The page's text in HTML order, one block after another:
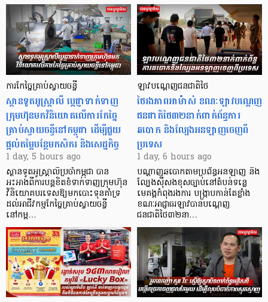
ការកែច្នៃគ្រាប់ស្វាយចន្ទី
ស្ថានទូតអូស្ត្រាលី ប្តេជ្ញាទាក់ទាញ
ក្រុមហ៊ុនមក​វិនិយោគលើការកែច្នៃ
គ្រាប់ស្វាយចន្ទីនៅកម្ពុជា ដើម្បីជួយ
ផ្តល់តម្លៃបន្ថែមកសិករ និងសេដ្ឋកិច្ច
1 day, 5 hours ago
ស្ថានទូតអូស្ត្រាលីប្រចាំកម្ពុជា បាន
អះអាងពីការបន្តខិតខំទាក់ទាញក្រុមហ៊ុន
វិនិយោគបរទេសឱ្យមកបោះទុនគាំទ្រ
ដល់អាជីវកម្មកែច្នៃគ្រាប់ស្វាយចន្ទី
នៅកម្ព…
ឡាវបណ្តេញជនជាតិថៃ
ថៃរងភាពអាម៉ាស់ ខណៈឡាវបណ្តេញ
ជនជាតិថៃ៣២នាក់ពាក់ព័ន្ធការ
ឆបោក និងល្បែងអនឡាញចេញពី
ប្រទេស
1 day, 6 hours ago
បណ្តាញឆបោកតាមប្រព័ន្ធអនឡាញ និង
ល្បែងស៊ីសងខុសច្បាប់នៅតំបន់ទន្លេ
មេគង្គកំពុងរងការ បង្ក្រាប​កាន់តែខ្លាំង
ខណៈអាជ្ញាធរឡាវបានបណ្តេញ
ជនជាតិថៃ៣២នា…